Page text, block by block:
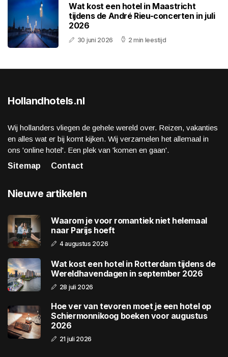
Wat kost een hotel in Maastricht
tijdens de André Rieu-concerten in juli
2026
30 juni 2026 2 min leestijd
Hollandhotels.nl
Wij hollanders vliegen de gehele wereld over. Reizen, vakanties
en alles wat er bij komt kijken. Wij verzamelen het allemaal in
ons 'online hotel'. Een plek van 'komen en gaan'.
Sitemap
Contact
Nieuwe artikelen
Waarom je voor romantiek niet helemaal
naar Parijs hoeft
4 augustus 2026
Wat kost een hotel in Rotterdam tijdens de
Wereldhavendagen in september 2026
28 juli 2026
Hoe ver van tevoren moet je een hotel op
Schiermonnikoog boeken voor augustus
2026
21 juli 2026